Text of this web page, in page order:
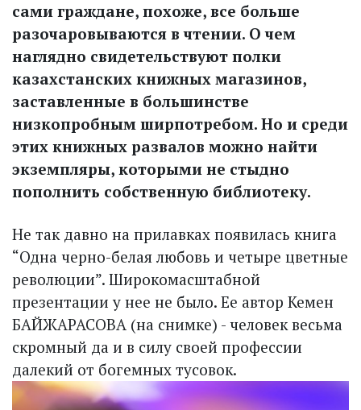
сами граждане, похоже, все больше
разочаровываются в чтении. О чем
наглядно свидетельствуют полки
казахстанских книжных магазинов,
заставленные в большинстве
низкопробным ширпотребом. Но и среди
этих книжных развалов можно найти
экземпляры, которыми не стыдно
пополнить собственную библиотеку.
Не так давно на прилавках появилась книга
“Одна черно-белая любовь и четыре цветные
революции”. Широкомасштабной
презентации у нее не было. Ее автор Кемен
БАЙЖАРАСОВА (на снимке) - человек весьма
скромный да и в силу своей профессии
далекий от богемных тусовок.